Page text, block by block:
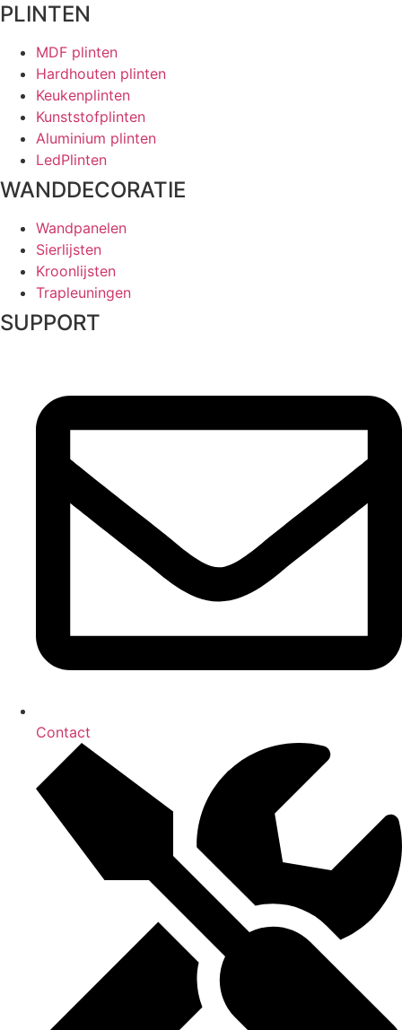
PLINTEN
MDF plinten
Hardhouten plinten
Keukenplinten
Kunststofplinten
Aluminium plinten
LedPlinten
WANDDECORATIE
Wandpanelen
Sierlijsten
Kroonlijsten
Trapleuningen
SUPPORT
Contact